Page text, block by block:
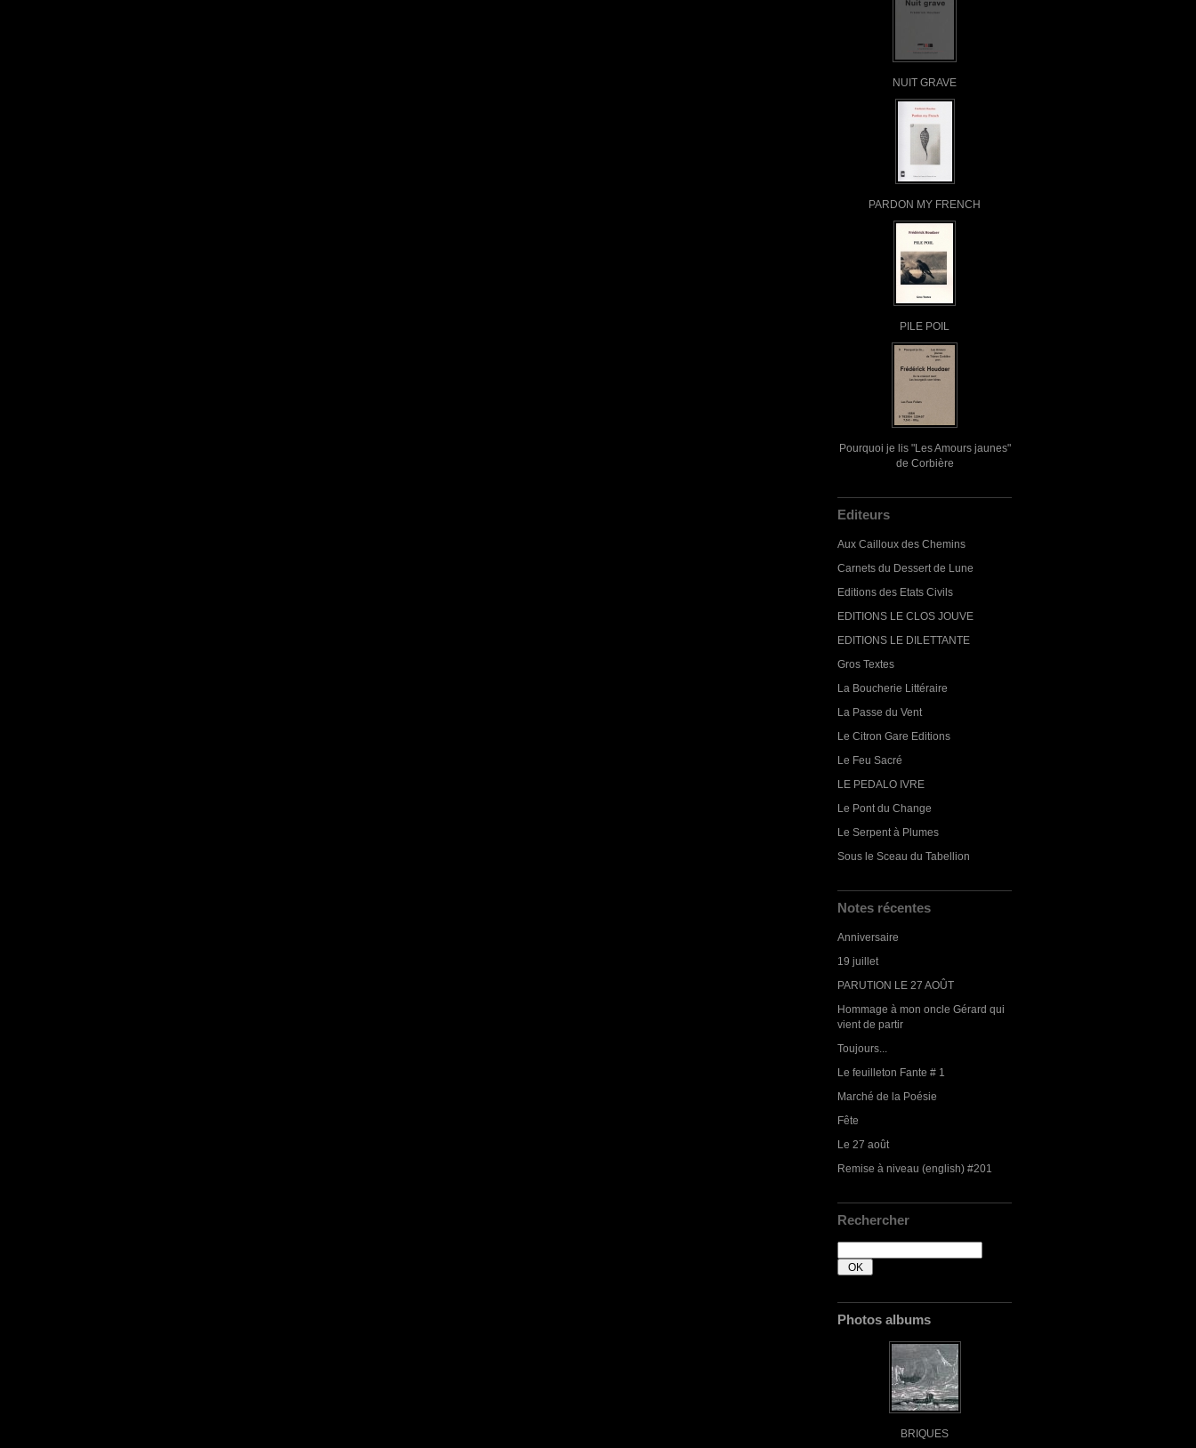
NUIT GRAVE
PARDON MY FRENCH
PILE POIL
Pourquoi je lis "Les Amours jaunes"
de Corbière
Editeurs
Aux Cailloux des Chemins
Carnets du Dessert de Lune
Editions des Etats Civils
EDITIONS LE CLOS JOUVE
EDITIONS LE DILETTANTE
Gros Textes
La Boucherie Littéraire
La Passe du Vent
Le Citron Gare Editions
Le Feu Sacré
LE PEDALO IVRE
Le Pont du Change
Le Serpent à Plumes
Sous le Sceau du Tabellion
Notes récentes
Anniversaire
19 juillet
PARUTION LE 27 AOÛT
Hommage à mon oncle Gérard qui
vient de partir
Toujours...
Le feuilleton Fante # 1
Marché de la Poésie
Fête
Le 27 août
Remise à niveau (english) #201
Rechercher
Photos albums
BRIQUES